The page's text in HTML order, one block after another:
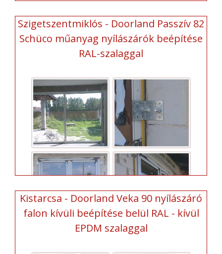
Szigetszentmiklós - Doorland Passzív 82
Schüco műanyag nyílászárók beépítése
RAL-szalaggal
Kistarcsa - Doorland Veka 90 nyílászáró
falon kívüli beépítése belül RAL - kívül
EPDM szalaggal